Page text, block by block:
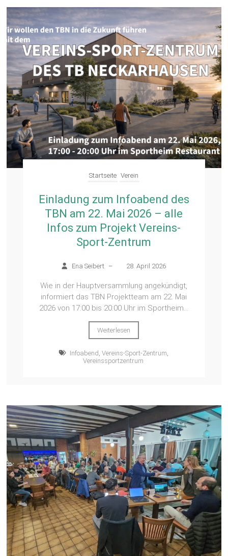
Startseite Verein
Einladung zum Infoabend des
TBN am 22. Mai 2026 – alle
Infos zum Projekt Vereins-
Sport-Zentrum
Ena Seibert – 28. April 2026
Wie in der Hauptversammlung angekündigt,
informiert das TBN Projektteam am 22. Mai
2026 von 17:00 bis 20:00 Uhr im Sportheim...
Weiterlesen
Infoabend Vereins-Sport-Zentrum
Vereinssportzentrum